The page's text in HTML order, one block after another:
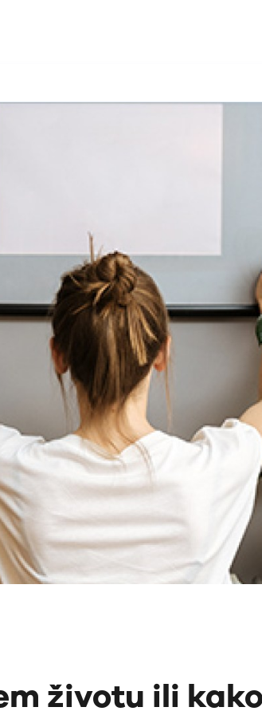
životu ili